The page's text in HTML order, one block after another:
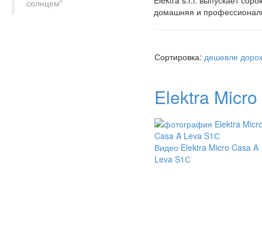
солнцем"
домашняя и
Сортировка: дешевле
Elektra
Видео Elektra Micro Casa A
Leva S1С